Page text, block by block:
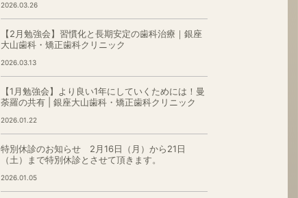
2026.03.26
【2月勉強会】習慣化と長期安定の歯科治療｜銀座
大山歯科・矯正歯科クリニック
2026.03.13
【1月勉強会】より良い1年にしていくためには！曼
荼羅の共有 | 銀座大山歯科・矯正歯科クリニック
2026.01.22
特別休診のお知らせ 2月16日（月）から21日
（土）まで特別休診とさせて頂きます。
2026.01.05